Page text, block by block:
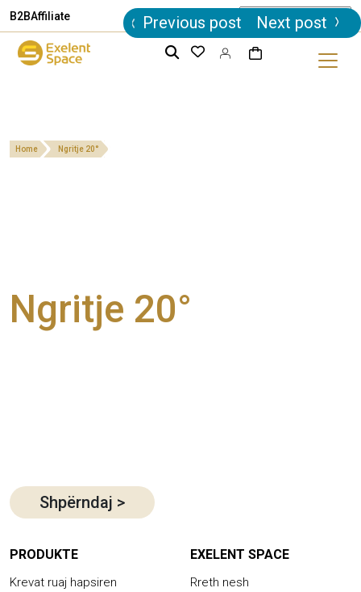
B2BAffiliate
Home Ngritje 20°
Ngritje 20°
Post
navigation
Previous post Next post
Shpërndaj >
PRODUKTE
Krevat ruaj hapsiren
EXELENT SPACE
Rreth nesh